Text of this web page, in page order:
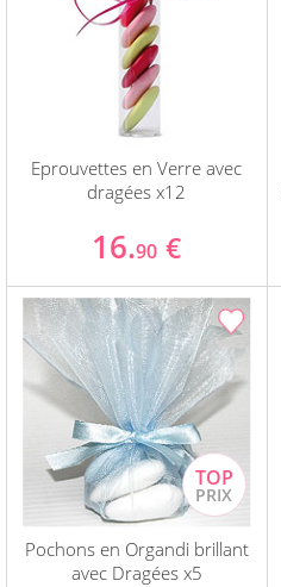
Eprouvettes en Verre avec
dragées x12
16.90 €
Pochons en Organdi brillant
avec Dragées x5